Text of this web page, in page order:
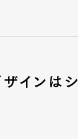
インはシ